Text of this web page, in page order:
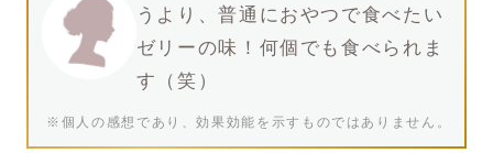
うより、普通におやつで食べたい
ゼリーの味！何個でも食べられま
す（笑）
※個人の感想であり、効果効能を示すものではありません。